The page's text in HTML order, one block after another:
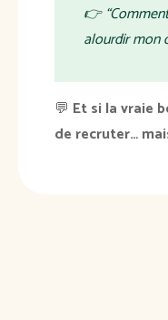
👉 “
alourdir mon
💬 Et si la vraie
de recruter…